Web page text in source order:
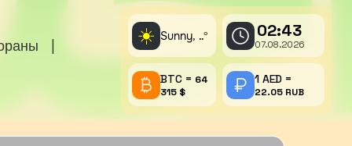
☀️ Sunny, ..° 02:43
07.08.2026
BTC = 64
315 $
1 AED =
22.05 RUB